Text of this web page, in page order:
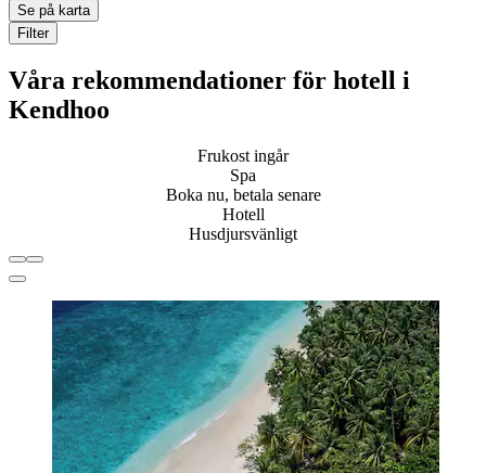
Se på karta
Filter
Våra rekommendationer för hotell i
Kendhoo
Frukost ingår
Spa
Boka nu, betala senare
Hotell
Husdjursvänligt